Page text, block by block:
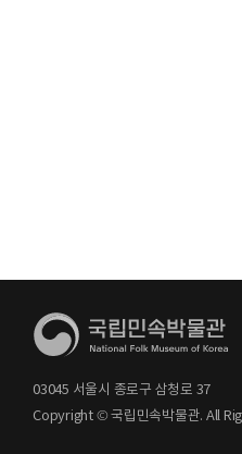
03045 서울시 종로구 삼청로 37
Copyright © 국립민속박물관. All